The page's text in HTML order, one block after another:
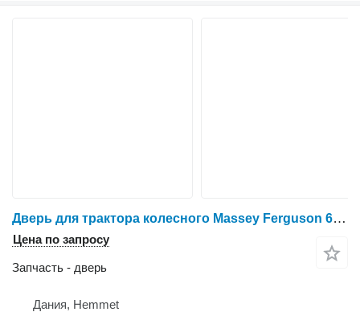
Дверь для трактора колесного Massey Ferguson 6465
Цена по запросу
Запчасть - дверь
Дания, Hemmet